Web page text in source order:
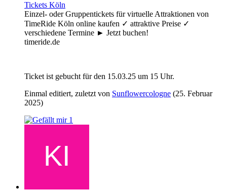
Tickets Köln
Einzel- oder Gruppentickets für virtuelle Attraktionen von
TimeRide Köln online kaufen ✓ attraktive Preise ✓
verschiedene Termine ► Jetzt buchen!
timeride.de
Ticket ist gebucht für den 15.03.25 um 15 Uhr.
Einmal editiert, zuletzt von Sunflowercologne (25. Februar
2025)
1